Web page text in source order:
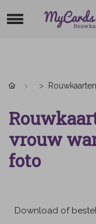
Rouwkaarten
vrouw
foto
Download of